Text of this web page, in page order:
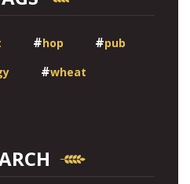
hop
pub
wheat